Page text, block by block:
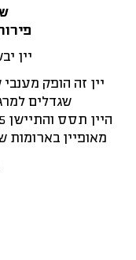
יין
יין זה הופק
שגדלים
היין תסס והתיישן 5 חודשים בחביות מעץ אלון צרפתי.
מאופיין בארומות